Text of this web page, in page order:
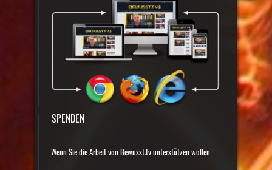
SPENDEN
Wenn Sie die Arbeit von Bewusst.tv unterstützen wollen